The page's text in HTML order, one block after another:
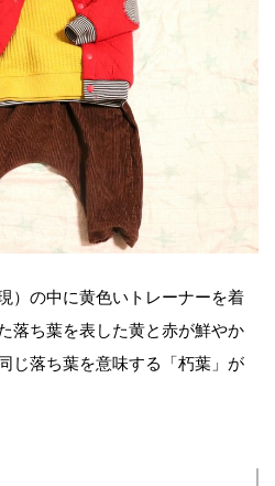
）の中に黄色いトレーナーを着
落ち葉を表した黄と赤が鮮やか
じ落ち葉を意味する「朽葉」が